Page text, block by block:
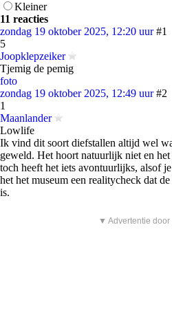
Kleiner
11 reacties
zondag 19 oktober 2025, 12:20 uur #1
5
Joopklepzeiker
Tjemig de pemig
foto
zondag 19 oktober 2025, 12:49 uur #2
1
Maanlander
Lowlife
Ik vind dit soort diefstallen altijd wel
geweld. Het hoort natuurlijk niet en
toch heeft het iets avontuurlijks, alsof
het het museum een realitycheck dat
is.
▼ Advertentie door